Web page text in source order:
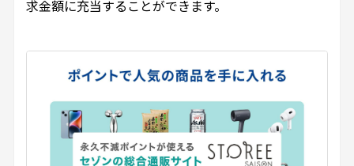
求金額に充当することができます。